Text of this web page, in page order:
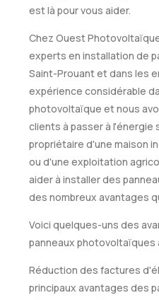
est là pour vous aider.
Chez Ouest
experts en installation de
Saint-Prouant et dans les
expérience considérable
photovoltaïque et nous
clients à passer à l'énergie
propriétaire d'une maison
ou d'une exploitation
aider à installer des
des nombreux avantages
Voici quelques-uns des
panneaux photovoltaïques
Réduction des factures
principaux avantages des